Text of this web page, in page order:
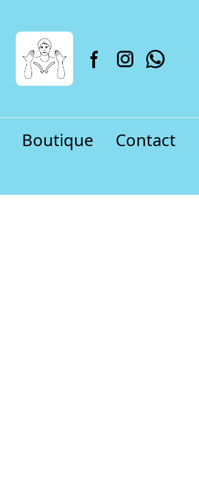
Boutique Contact